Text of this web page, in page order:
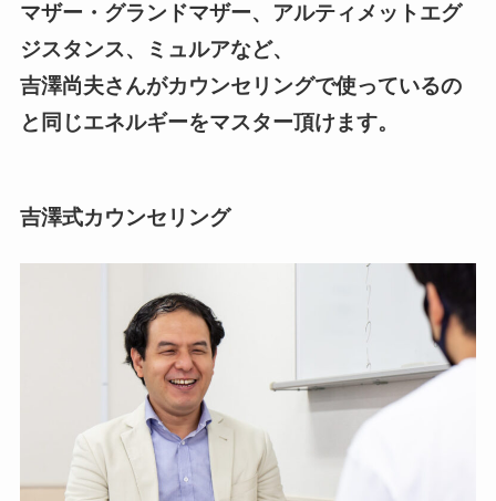
マザー・グランドマザー、アルティメットエグ
ジスタンス、ミュルアなど、
吉澤尚夫さんがカウンセリングで使っているの
と同じエネルギーをマスター頂けます。
吉澤式カウンセリング